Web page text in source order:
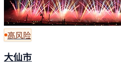
高风险
大仙市